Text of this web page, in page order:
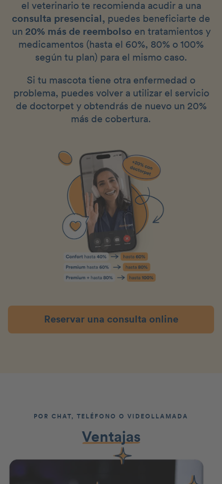
el veterinario te recomienda acudir a una
consulta presencial, puedes beneficiarte de
un 20% más de reembolso en tratamientos y
medicamentos (hasta el 60%, 80% o 100%
según tu plan) para el mismo caso.
Si tu mascota tiene otra enfermedad o
problema, puedes volver a utilizar el servicio
de doctorpet y obtendrás de nuevo un 20%
más de cobertura.
Reservar una consulta online
POR CHAT, TELÉFONO O VIDEOLLAMADA
Ventajas